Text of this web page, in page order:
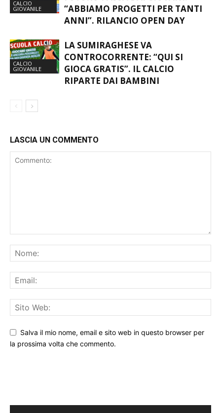
CALCIO
GIOVANILE
“ABBIAMO PROGETTI PER TANTI
ANNI”. RILANCIO OPEN DAY
CALCIO
GIOVANILE
LA SUMIRAGHESE VA
CONTROCORRENTE: “QUI SI
GIOCA GRATIS”. IL CALCIO
RIPARTE DAI BAMBINI
LASCIA UN COMMENTO
Salva il mio nome, email e sito web in questo browser per
la prossima volta che commento.